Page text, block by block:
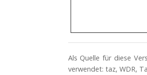
Als Quelle für diese
verwendet: taz, WDR,